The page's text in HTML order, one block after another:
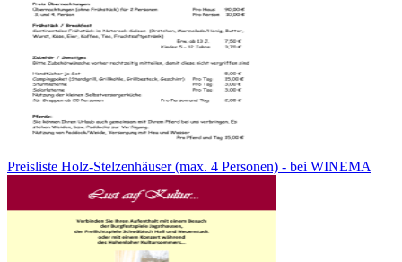
Preisliste Holz-Stelzenhäuser (max. 4 Personen) - bei WINEMA